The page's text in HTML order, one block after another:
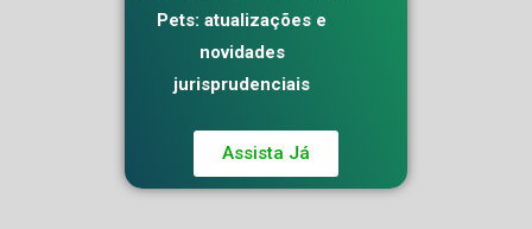
Pets: atualizações e
novidades
jurisprudenciais
Assista Já